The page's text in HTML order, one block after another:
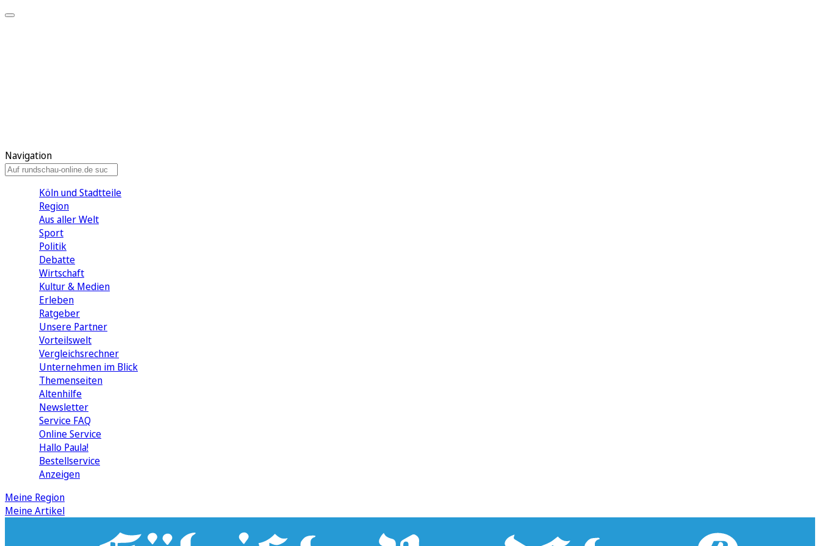
Navigation
Köln und Stadtteile
Region
Aus aller Welt
Sport
Politik
Debatte
Wirtschaft
Kultur & Medien
Erleben
Ratgeber
Unsere Partner
Vorteilswelt
Vergleichsrechner
Unternehmen im Blick
Themenseiten
Altenhilfe
Newsletter
Service FAQ
Online Service
Hallo Paula!
Bestellservice
Anzeigen
Meine Region
Meine Artikel